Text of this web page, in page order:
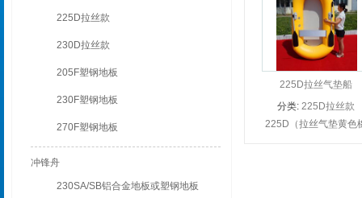
225D拉丝款
230D拉丝款
205F塑钢地板
230F塑钢地板
270F塑钢地板
冲锋舟
230SA/SB铝合金地板或塑钢地板
225D拉丝气垫船
分类: 225D拉丝款
225D（拉丝气垫黄色